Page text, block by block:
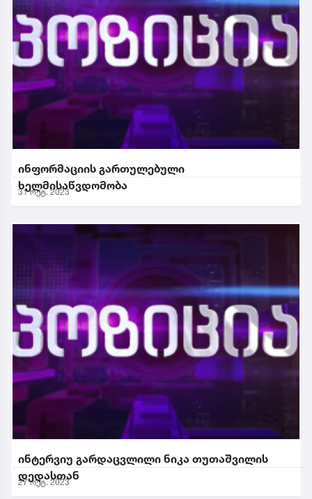
ინფორმაციის გართულებული
ხელმისაწვდომობა
31 ოქტ. 2023
ინტერვიუ გარდაცვლილი ნიკა თუთაშვილის
დედასთან
27 ოქტ. 2023